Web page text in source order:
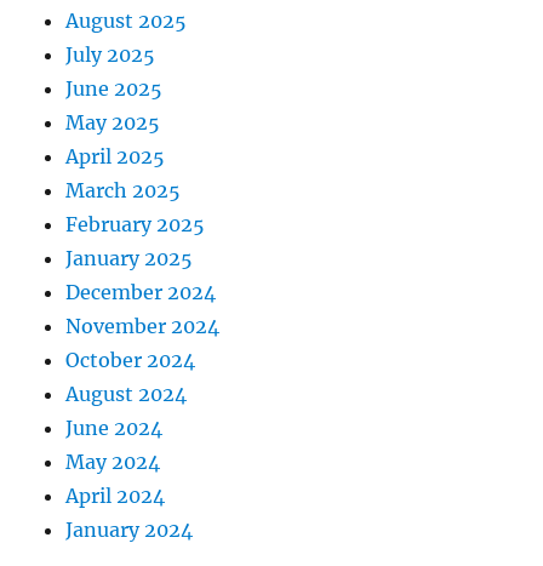
August 2025
July 2025
June 2025
May 2025
April 2025
March 2025
February 2025
January 2025
December 2024
November 2024
October 2024
August 2024
June 2024
May 2024
April 2024
January 2024